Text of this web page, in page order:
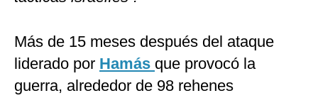
Más de 15 meses después del ataque
liderado por Hamás que provocó la
guerra, alrededor de 98 rehenes